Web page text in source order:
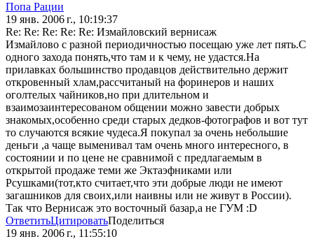
Попа Рации
19 янв. 2006 г., 10:19:37
Re: Re: Re: Re: Re: Измайловский вернисаж
Измайлово с разной периодичностью посещаю уже лет пять.С
одного захода понять,что там и к чему, не удастся.На
прилавках большинство продавцов действительно держит
откровенный хлам,рассчитаный на форинеров и наших
оголтелых чайников,но при длительном и
взаимозаинтересованом общении можно завести добрых
знакомых,особенно среди старых дедков-фотографов и вот тут
то случаются всякие чудеса.Я покупал за очень небольшие
деньги ,а чаще выменивал там очень много интересного, в
состоянии и по цене не сравнимой с предлагаемым в
открытой продаже теми же Эктаэфниками или
Рсушками(тот,кто считает,что эти добрые люди не имеют
загашников для своих,или наивны или не живут в России).
Так что Вернисаж это восточный базар,а не ГУМ :D
ОтветитьЦитироватьПоделиться
19 янв. 2006 г., 11:55:10